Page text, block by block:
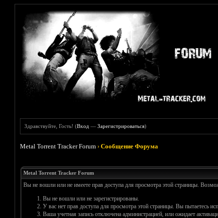
Здравствуйте, Гость! (Вход —Зарегистрироваться)
Metal Torrent Tracker Forum ›Сообщение Форума
Metal Torrent Tracker Forum
Вы не вошли или не имеете прав доступа для просмотра этой страницы.
Вы не вошли или не зарегистрированы.
У вас нет прав доступа для просмотра этой страницы. Вы пытаетесь
Ваша учетная запись отключена администрацией, или ожидает